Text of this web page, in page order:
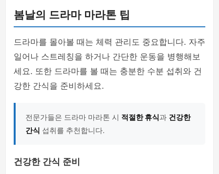
봄날의 드라마 마라톤 팁
드라마를 몰아볼 때는 체력 관리도 중요합니다. 자주
일어나 스트레칭을 하거나 간단한 운동을 병행해보
세요. 또한 드라마를 볼 때는 충분한 수분 섭취와 건
강한 간식을 준비하세요.
전문가들은 드라마 마라톤 시 적절한 휴식과 건강한
간식 섭취를 추천합니다.
건강한 간식 준비